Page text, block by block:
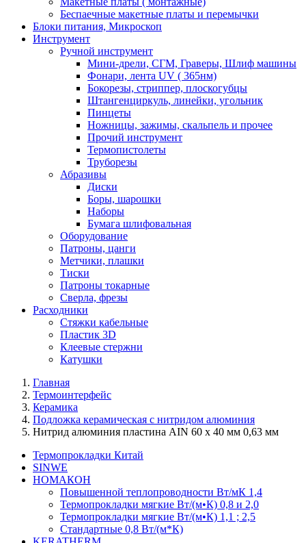
Беспаечные макетные платы и перемычки
Блоки питания, Микроскоп
Инструмент
Ручной инструмент
Мини-дрели, СГМ, Граверы, Шлиф машины
Фонари, лента UV ( 365нм)
Бокорезы, cтриппер, плоскогубцы
Штангенциркуль, линейки, угольник
Пинцеты
Ножницы, зажимы, скальпель и прочее
Прочий инструмент
Термопистолеты
Труборезы
Абразивы
Диски
Боры, шарошки
Наборы
Бумага шлифовальная
Оборудование
Патроны, цанги
Метчики, плашки
Тиски
Патроны токарные
Сверла, фрезы
Расходники
Стяжки кабельные
Пластик 3D
Клеевые стержни
Катушки
Главная
Термоинтерфейс
Керамика
Подложка керамическая с нитридом алюминия
Нитрид алюминия пластина AIN 60 х 40 мм 0,63 мм
Термопрокладки Китай
SINWE
НОМАКОН
Повышенной теплопроводности Вт/мК 1,4
Термопрокладки мягкие Вт/(м•К) 0,8 и 2,0
Термопрокладки мягкие Вт/(м•К) 1,1 ; 2,5
Стандартные 0,8 Вт/(м*К)